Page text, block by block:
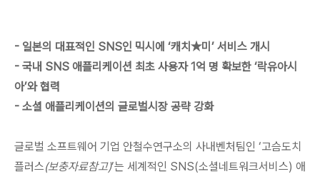
- 일본의 대표적인 SNS인 믹시에 ‘캐치★미’ 서비스 개시
- 국내 SNS 애플리케이션 최초 사용자 1억 명 확보한 ‘락유아시
아’와 협력
- 소셜 애플리케이션의 글로벌시장 공략 강화
글로벌 소프트웨어 기업 안철수연구소의 사내벤처팀인 ‘고슴도치
플러스(보충자료참고)’는 세계적인 SNS(소셜네트워크서비스) 애